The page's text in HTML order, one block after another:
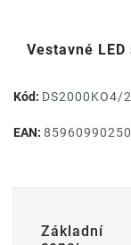
Vestavné
Kód: DS2000KO4/
EAN:
Základní